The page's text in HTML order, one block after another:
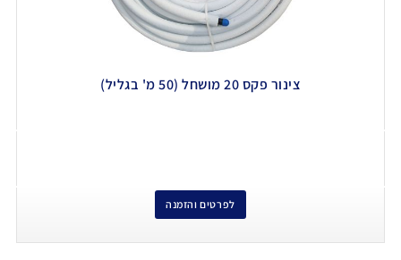
צינור פקס 20 מושחל (50 מ' בגליל)
לפרטים והזמנה